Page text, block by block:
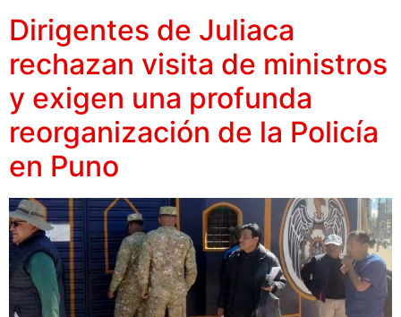
Dirigentes de Juliaca
rechazan visita de ministros
y exigen una profunda
reorganización de la Policía
en Puno